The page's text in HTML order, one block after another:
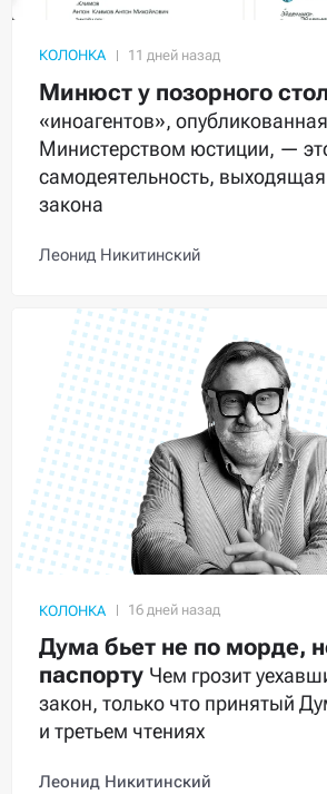
КОЛОНКА
Минюст у позорного
«иноагентов», опубликованная
Министерством юстиции, —
самодеятельность,
закона
Леонид Никитинский
КОЛОНКА
Дума бьет не по морде,
паспорту Чем грозит
закон, только что принятый
и третьем чтениях
Леонид Никитинский